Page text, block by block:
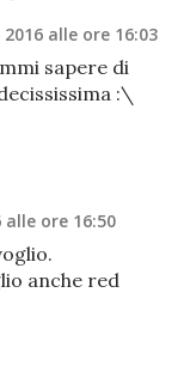
alle ore 16:03
sapere di
:\
alle ore 16:50
anche red